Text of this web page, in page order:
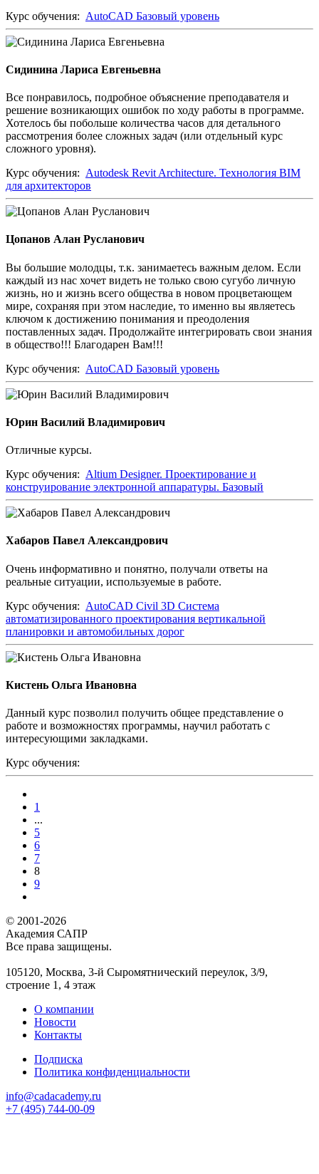
Курс обучения: AutoCAD Базовый уровень
Сидинина Лариса Евгеньевна
Все понравилось, подробное объяснение преподавателя и
решение возникающих ошибок по ходу работы в программе.
Хотелось бы побольше количества часов для детального
рассмотрения более сложных задач (или отдельный курс
сложного уровня).
Курс обучения: Autodesk Revit Architecture. Технология BIM
для архитекторов
Цопанов Алан Русланович
Вы большие молодцы, т.к. занимаетесь важным делом. Если
каждый из нас хочет видеть не только свою сугубо личную
жизнь, но и жизнь всего общества в новом процветающем
мире, сохраняя при этом наследие, то именно вы являетесь
ключом к достижению понимания и преодоления
поставленных задач. Продолжайте интегрировать свои знания
в общество!!! Благодарен Вам!!!
Курс обучения: AutoCAD Базовый уровень
Юрин Василий Владимирович
Отличные курсы.
Курс обучения: Altium Designer. Проектирование и
конструирование электронной аппаратуры. Базовый
Хабаров Павел Александрович
Очень информативно и понятно, получали ответы на
реальные ситуации, используемые в работе.
Курс обучения: AutoCAD Civil 3D Система
автоматизированного проектирования вертикальной
планировки и автомобильных дорог
Кистень Ольга Ивановна
Данный курс позволил получить общее представление о
работе и возможностях программы, научил работать с
интересующими закладками.
Курс обучения:
1
...
5
6
7
8
9
© 2001-2026
Академия САПР
Все права защищены.
105120, Москва, 3-й Сыромятнический переулок, 3/9,
строение 1, 4 этаж
О компании
Новости
Контакты
Подписка
Политика конфиденциальности
info@cadacademy.ru
+7 (495) 744-00-09